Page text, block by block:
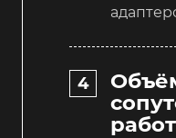
работ